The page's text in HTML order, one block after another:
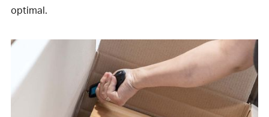
optimal.